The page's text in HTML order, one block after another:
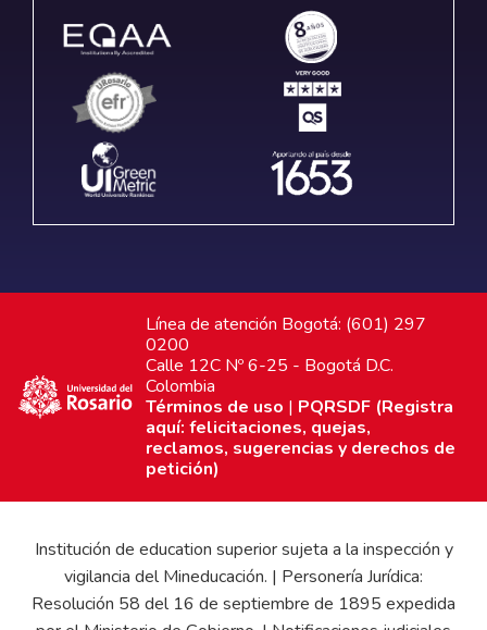
Línea de atención Bogotá: (601) 297
0200
Calle 12C Nº 6-25 - Bogotá D.C.
Colombia
Términos de uso | PQRSDF (Registra
aquí: felicitaciones, quejas,
reclamos, sugerencias y derechos de
petición)
Institución de education superior sujeta a la inspección y
vigilancia del Mineducación. | Personería Jurídica:
Resolución 58 del 16 de septiembre de 1895 expedida